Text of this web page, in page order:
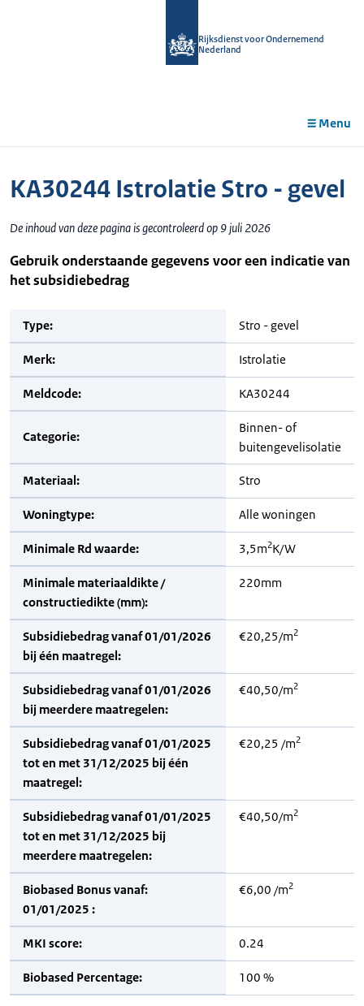
Rijksdienst voor Ondernemend
Nederland
Menu
KA30244 Istrolatie Stro - gevel
De inhoud van deze pagina is gecontroleerd op 9 juli 2026
Gebruik onderstaande gegevens voor een indicatie van
het subsidiebedrag
Type: Stro - gevel
Merk: Istrolatie
Meldcode: KA30244
Categorie:
Binnen- of
buitengevelisolatie
Materiaal: Stro
Woningtype: Alle woningen
Minimale Rd waarde: 3,5m2K/W
Minimale materiaaldikte /
constructiedikte (mm):
220mm
Subsidiebedrag vanaf 01/01/2026
bij één maatregel:
€20,25/m2
Subsidiebedrag vanaf 01/01/2026
bij meerdere maatregelen:
€40,50/m2
Subsidiebedrag vanaf 01/01/2025
tot en met 31/12/2025 bij één
maatregel:
€20,25 /m2
Subsidiebedrag vanaf 01/01/2025
tot en met 31/12/2025 bij
meerdere maatregelen:
€40,50/m2
Biobased Bonus vanaf:
01/01/2025 :
€6,00 /m2
MKI score: 0.24
Biobased Percentage: 100 %